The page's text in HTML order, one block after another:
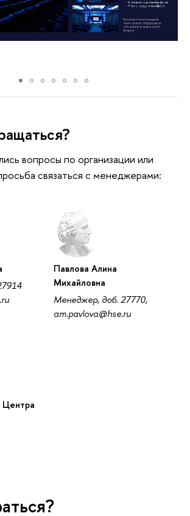
вопросы по организации или
связаться с менеджерами:
Павлова Алина
Михайловна
Менеджер, доб. 27770,
am.pavlova@hse.ru
Центра